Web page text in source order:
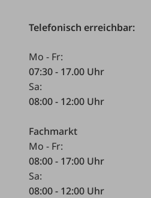
Telefonisch erreichbar:
Mo - Fr:
07:30 - 17.00 Uhr
Sa:
08:00 - 12:00 Uhr
Fachmarkt
Mo - Fr:
08:00 - 17:00 Uhr
Sa:
08:00 - 12:00 Uhr